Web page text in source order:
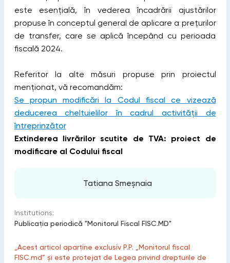
este esențială, în vederea încadrării ajustărilor
propuse în conceptul general de aplicare a prețurilor
de transfer, care se aplică începând cu perioada
fiscală 2024.
Referitor la alte măsuri propuse prin proiectul
menționat, vă recomandăm:
Se propun modificări la Codul fiscal ce vizează
deducerea cheltuielilor în cadrul activității de
întreprinzător
Extinderea livrărilor scutite de TVA: proiect de
modificare al Codului fiscal
Tatiana Smeșnaia
Institutions:
Publicaţia periodică "Monitorul Fiscal FISC.MD"
„Acest articol aparține exclusiv P.P. „Monitorul fiscal
FISC.md” și este protejat de Legea privind drepturile de